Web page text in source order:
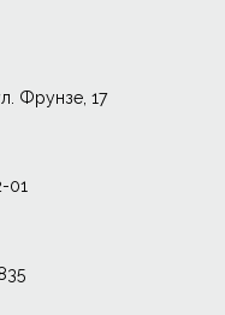
Фрунзе, 17
01